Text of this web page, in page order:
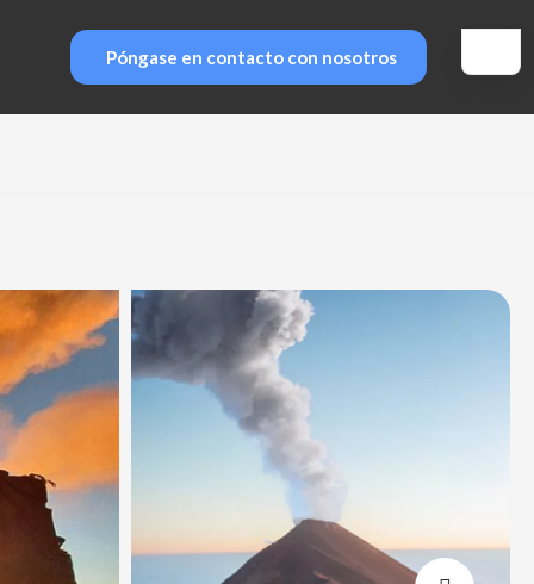
Póngase en contacto con nosotros